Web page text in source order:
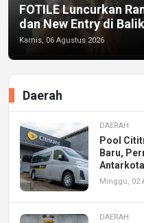
FOTILE Luncurkan
dan New Entry di
Kamis, 06 Agustus 2026
Daerah
DAERAH
Pool
Baru,
Antarkota
Minggu, 02
DAERAH